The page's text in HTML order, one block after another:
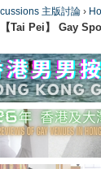
主版討論 ›
Tai Pei】 Gay